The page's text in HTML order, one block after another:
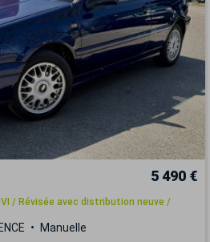
5 490 €
/ Révisée avec distribution neuve /
Manuelle